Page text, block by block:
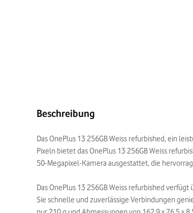
Beschreibung
Das OnePlus 13 256GB Weiss refurbished, ein
Pixeln bietet das OnePlus 13 256GB Weiss
50-Megapixel-Kamera ausgestattet, die
Das OnePlus 13 256GB Weiss refurbished
Sie schnelle und zuverlässige Verbindungen